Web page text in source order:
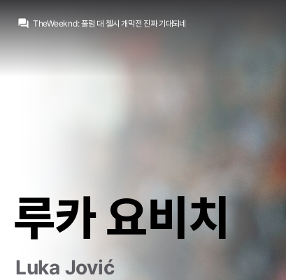
question_answer TheWeeknd:풀럼 대 첼시 개막전 진짜 기대되네
루카 요비치
Luka Jović